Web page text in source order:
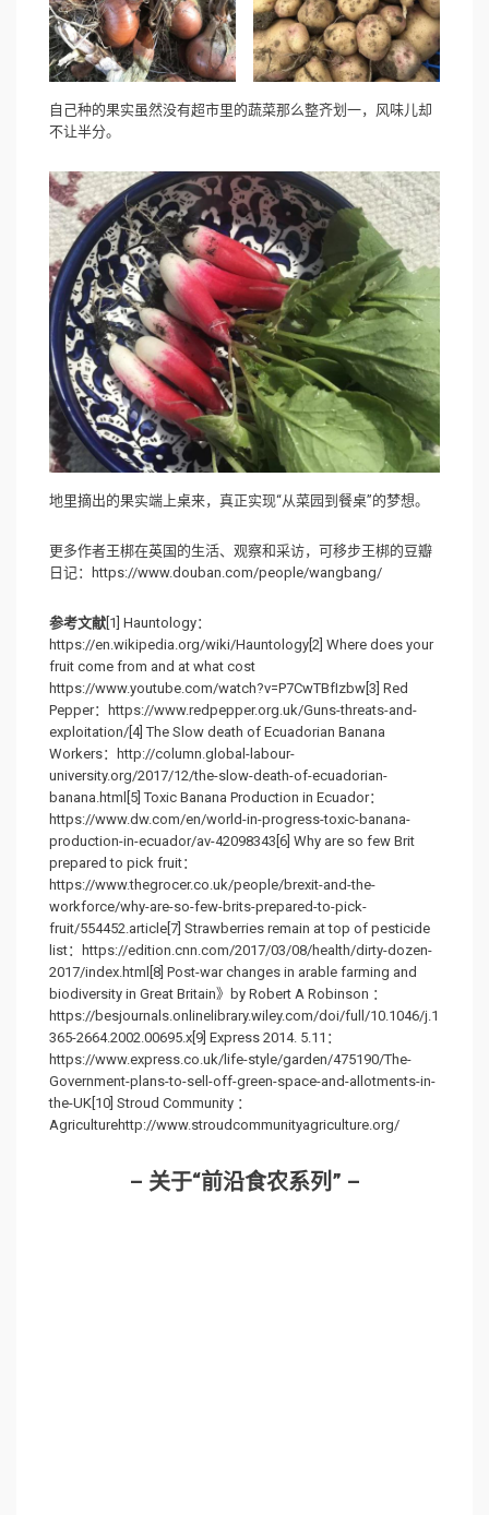
自己种的果实虽然没有超市里的蔬菜那么整齐划一，风味儿却
不让半分。
地里摘出的果实端上桌来，真正实现“从菜园到餐桌”的梦想。
更多作者王梆在英国的生活、观察和采访，可移步王梆的豆瓣
日记：https://www.douban.com/people/wangbang/
参考文献 [1] Hauntology：
https://en.wikipedia.org/wiki/Hauntology[2] Where does your
fruit come from and at what cost
https://www.youtube.com/watch?v=P7CwTBfIzbw[3] Red
Pepper：https://www.redpepper.org.uk/Guns-threats-and-
exploitation/[4] The Slow death of Ecuadorian Banana
Workers：http://column.global-labour-
university.org/2017/12/the-slow-death-of-ecuadorian-
banana.html[5] Toxic Banana Production in Ecuador：
https://www.dw.com/en/world-in-progress-toxic-banana-
production-in-ecuador/av-42098343[6] Why are so few Brit
prepared to pick fruit：
https://www.thegrocer.co.uk/people/brexit-and-the-
workforce/why-are-so-few-brits-prepared-to-pick-
fruit/554452.article[7] Strawberries remain at top of pesticide
list：https://edition.cnn.com/2017/03/08/health/dirty-dozen-
2017/index.html[8] Post-war changes in arable farming and
biodiversity in Great Britain》by Robert A Robinson ：
https://besjournals.onlinelibrary.wiley.com/doi/full/10.1046/j.1
365-2664.2002.00695.x[9] Express 2014. 5.11：
https://www.express.co.uk/life-style/garden/475190/The-
Government-plans-to-sell-off-green-space-and-allotments-in-
the-UK[10] Stroud Community ：
Agriculturehttp://www.stroudcommunityagriculture.org/
– 关于“前沿食农系列” –